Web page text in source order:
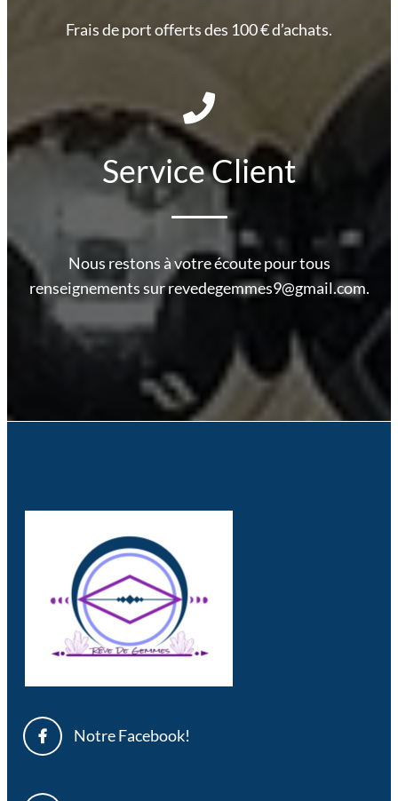
Frais de port offerts des 100 € d’achats.
Service Client
Nous restons à votre écoute pour tous
renseignements sur revedegemmes9@gmail.com.
Notre Facebook!